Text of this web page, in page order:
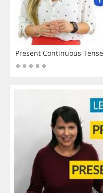
Present Continuous Tense